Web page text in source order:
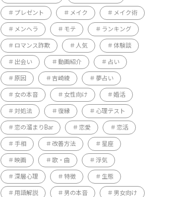
プレゼント メイク メイク術
メンヘラ モテ ランキング
ロマンス詐欺 人気 体験談
出会い 動画紹介 占い
原因 吉崎綾 夢占い
女の本音 女性向け 婚活
対処法 復縁 心理テスト
恋の溜まりBar 恋愛 恋活
手相 改善方法 星座
映画 歌・曲 浮気
深層心理 特徴 生態
用語解説 男の本音 男女向け